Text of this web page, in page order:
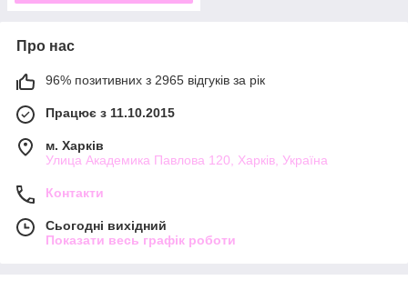
Про нас
96% позитивних з 2965 відгуків за рік
Працює з 11.10.2015
м. Харків
Улица Академика Павлова 120, Харків, Україна
Контакти
Сьогодні вихідний
Показати весь графік роботи